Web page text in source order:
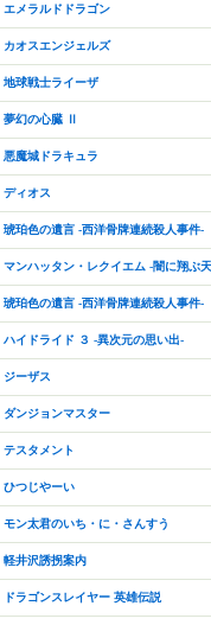
エメラルドドラゴン
カオスエンジェルズ
地球戦士ライーザ
夢幻の心臓 Ⅱ
悪魔城ドラキュラ
ディオス
琥珀色の遺言 -西洋骨牌連続殺人事件-
マンハッタン・レクイエム -闇に翔ぶ
琥珀色の遺言 -西洋骨牌連続殺人事件-
ハイドライド ３ -異次元の思い出-
ジーザス
ダンジョンマスター
テスタメント
ひつじやーい
モン太君のいち・に・さんすう
軽井沢誘拐案内
ドラゴンスレイヤー 英雄伝説